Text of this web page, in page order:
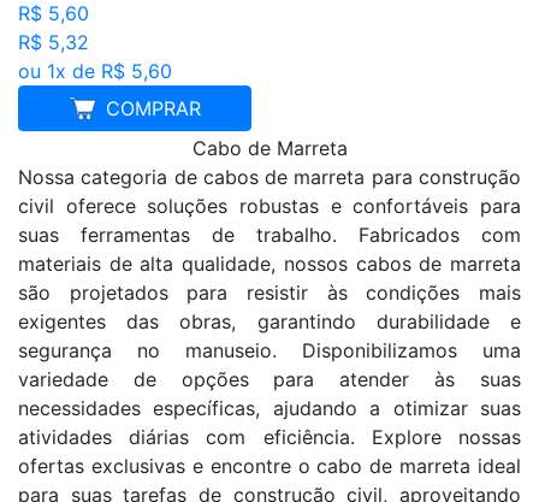
R$ 5,60
R$ 5,32
ou 1x de R$ 5,60
COMPRAR
Cabo de Marreta
Nossa categoria de cabos de marreta para construção
civil oferece soluções robustas e confortáveis para
suas ferramentas de trabalho. Fabricados com
materiais de alta qualidade, nossos cabos de marreta
são projetados para resistir às condições mais
exigentes das obras, garantindo durabilidade e
segurança no manuseio. Disponibilizamos uma
variedade de opções para atender às suas
necessidades específicas, ajudando a otimizar suas
atividades diárias com eficiência. Explore nossas
ofertas exclusivas e encontre o cabo de marreta ideal
para suas tarefas de construção civil, aproveitando